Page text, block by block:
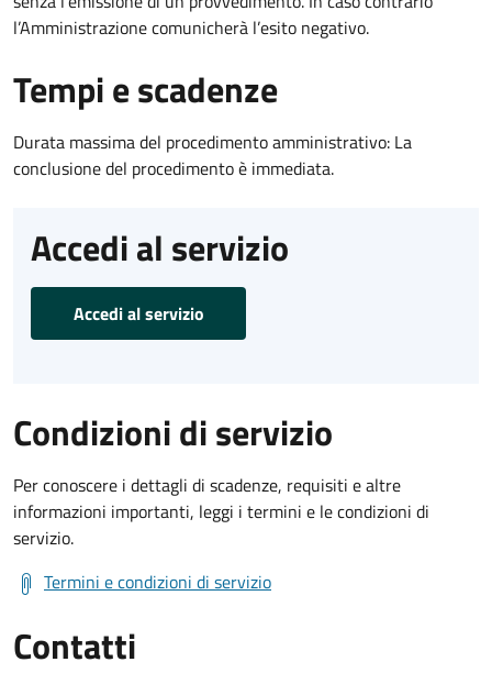
l’Amministrazione comunicherà l’esito negativo.
Tempi e scadenze
Durata massima del procedimento amministrativo: La
conclusione del procedimento è immediata.
Accedi al servizio
Accedi al servizio
Condizioni di servizio
Per conoscere i dettagli di scadenze, requisiti e altre
informazioni importanti, leggi i termini e le condizioni di
servizio.
Termini e condizioni di servizio
Contatti